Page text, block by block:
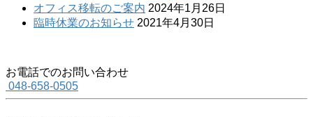
オフィス移転のご案内 2024年1月26日
臨時休業のお知らせ 2021年4月30日
お電話でのお問い合わせ
048-658-0505